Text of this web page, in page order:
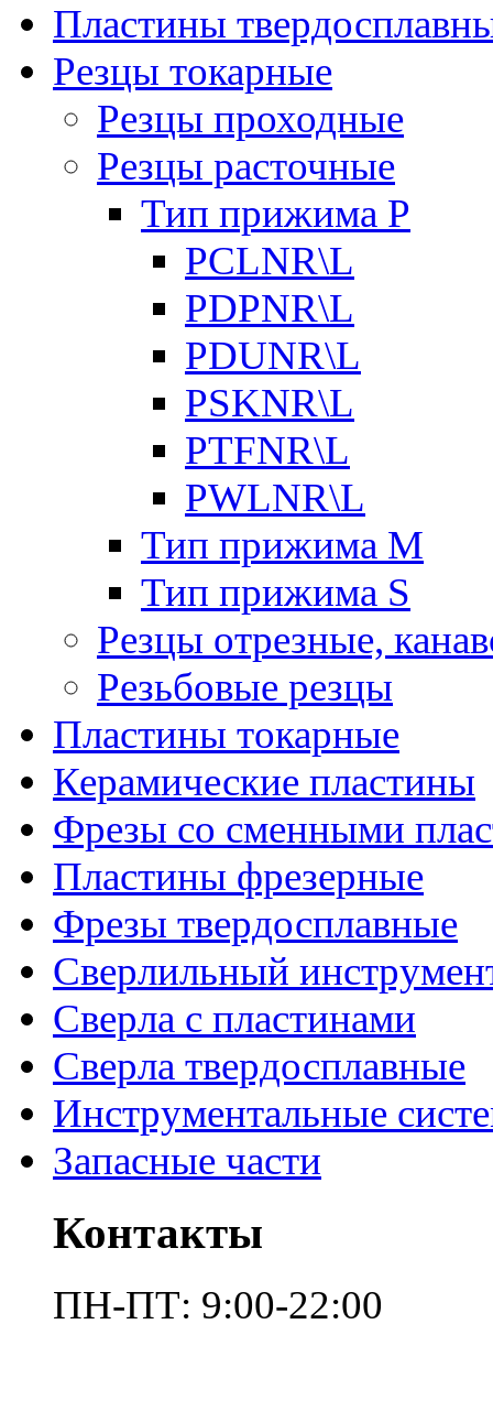
Пластины
Резцы токарные
Резцы проходные
Резцы расточные
Тип прижима P
PCLNR\L
PDPNR\L
PDUNR\L
PSKNR\L
PTFNR\L
PWLNR\L
Тип прижима M
Тип прижима S
Резцы отрезные,
Резьбовые резцы
Пластины токарные
Керамические пластины
Фрезы со сменными
Пластины фрезерные
Фрезы твердосплавные
Сверлильный
Сверла с пластинами
Сверла твердосплавные
Инструментальные
Запасные части
Контакты
ПН-ПТ: 9:00-22:00